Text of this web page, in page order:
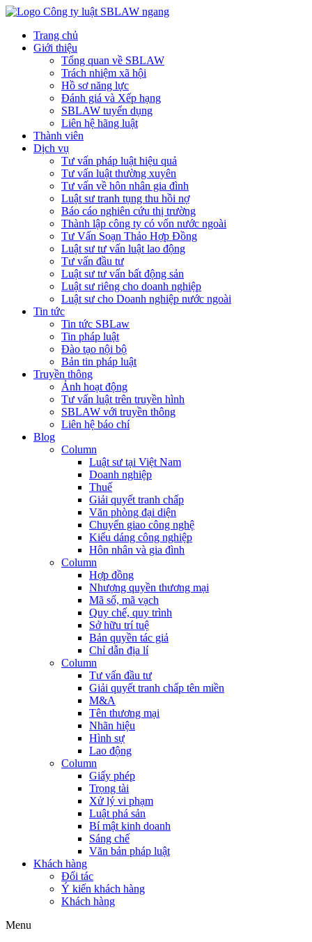
Trang chủ
Giới thiệu
Tổng quan về SBLAW
Trách nhiệm xã hội
Hồ sơ năng lực
Đánh giá và Xếp hạng
SBLAW tuyển dụng
Liên hệ hãng luật
Thành viên
Dịch vụ
Tư vấn pháp luật hiệu quả
Tư vấn luật thường xuyên
Tư vấn về hôn nhân gia đình
Luật sư tranh tụng thu hồi nợ
Báo cáo nghiên cứu thị trường
Thành lập công ty có vốn nước ngoài
Tư Vấn Soạn Thảo Hợp Đồng
Luật sư tư vấn luật lao động
Tư vấn đầu tư
Luật sư tư vấn bất động sản
Luật sư riêng cho doanh nghiệp
Luật sư cho Doanh nghiệp nước ngoài
Tin tức
Tin tức SBLaw
Tin pháp luật
Đào tạo nội bộ
Bản tin pháp luật
Truyền thông
Ảnh hoạt động
Tư vấn luật trên truyền hình
SBLAW với truyền thông
Liên hệ báo chí
Blog
Column
Luật sư tại Việt Nam
Doanh nghiệp
Thuế
Giải quyết tranh chấp
Văn phòng đại diện
Chuyển giao công nghệ
Kiểu dáng công nghiệp
Hôn nhân và gia đình
Column
Hợp đồng
Nhượng quyền thương mại
Mã số, mã vạch
Quy chế, quy trình
Sở hữu trí tuệ
Bản quyền tác giả
Chỉ dẫn địa lí
Column
Tư vấn đầu tư
Giải quyết tranh chấp tên miền
M&A
Tên thương mại
Nhãn hiệu
Hình sự
Lao động
Column
Giấy phép
Trọng tài
Xử lý vi phạm
Luật phá sản
Bí mật kinh doanh
Sáng chế
Văn bản pháp luật
Khách hàng
Đối tác
Ý kiến khách hàng
Khách hàng
Menu